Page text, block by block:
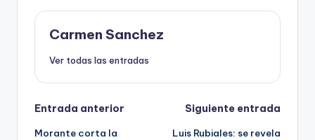
Carmen Sanchez
Ver todas las entradas
Navegación
Entrada anterior
Morante corta la
Siguiente entrada
Luis Rubiales: se revela